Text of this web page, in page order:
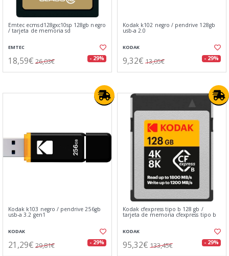
Emtec ecmsd128gxc10sp 128gb negro
/ tarjeta de memoria sd
EMTEC
18,59€ 26,03€ - 29%
Kodak k102 negro / pendrive 128gb
usb-a 2.0
KODAK
9,32€ 13,05€ - 29%
Kodak k103 negro / pendrive 256gb
usb-a 3.2 gen1
KODAK
21,29€ 29,81€ - 29%
Kodak cfexpress tipo b 128 gb /
tarjeta de memoria cfexpress tipo b
KODAK
95,32€ 133,45€ - 29%